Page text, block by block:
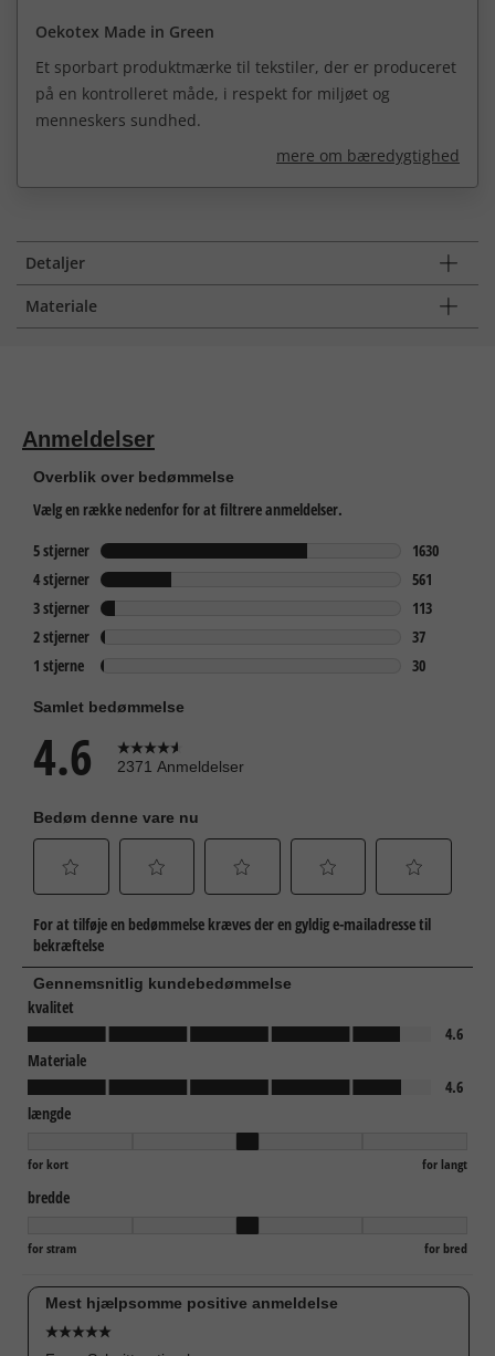
Oekotex Made in Green
Et sporbart produktmærke til tekstiler, der er produceret
på en kontrolleret måde, i respekt for miljøet og
menneskers sundhed.
mere om bæredygtighed
Detaljer
Materiale